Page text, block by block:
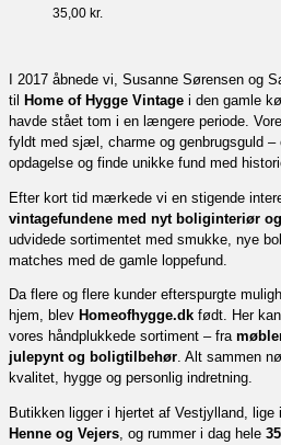
35,00 kr.
I 2017 åbnede vi, Susanne Sørensen og
til
Home of Hygge Vintage i den gamle
havde stået tom i en længere periode.
fyldt med sjæl, charme og genbrugsguld –
opdagelse og finde unikke fund med
Efter kort tid mærkede vi en stigende
vintagefundene med nyt boliginteriør
udvidede sortimentet med smukke, nye
matches med de gamle loppefund.
Da flere og flere kunder efterspurgte
hjem, blev Homeofhygge.dk født. Her
vores håndplukkede sortiment – fra
julepynt og boligtilbehør. Alt sammen
kvalitet, hygge og personlig indretning.
Butikken ligger i hjertet af Vestjylland, lige
Henne og Vejers, og rummer i dag hele